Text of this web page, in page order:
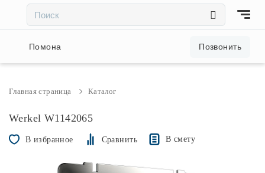
Акции и скидки
Светильники
Помона Позвонить
Главная страница Каталог
Werkel W1142065
В избранное Сравнить В смету
××